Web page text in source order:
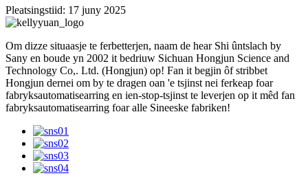
Pleatsingstiid: 17 juny 2025
Om dizze situaasje te ferbetterjen, naam de hear Shi ûntslach by
Sany en boude yn 2002 it bedriuw Sichuan Hongjun Science and
Technology Co,. Ltd. (Hongjun) op! Fan it begjin ôf stribbet
Hongjun dernei om by te dragen oan 'e tsjinst nei ferkeap foar
fabryksautomatisearring en ien-stop-tsjinst te leverjen op it mêd fan
fabryksautomatisearring foar alle Sineeske fabriken!